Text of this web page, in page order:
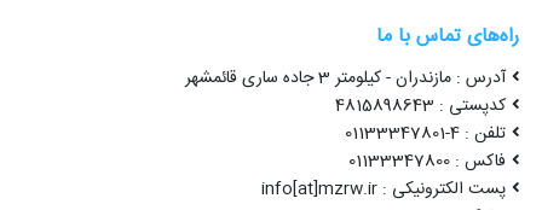
راه‌های تماس با ما
آدرس : مازندران - کیلومتر 3 جاده ساری قائمشهر
کدپستی : 4815898643
تلفن : 4-01133347801
فاکس : 01133347800
پست الکترونیکی : info[at]mzrw.ir